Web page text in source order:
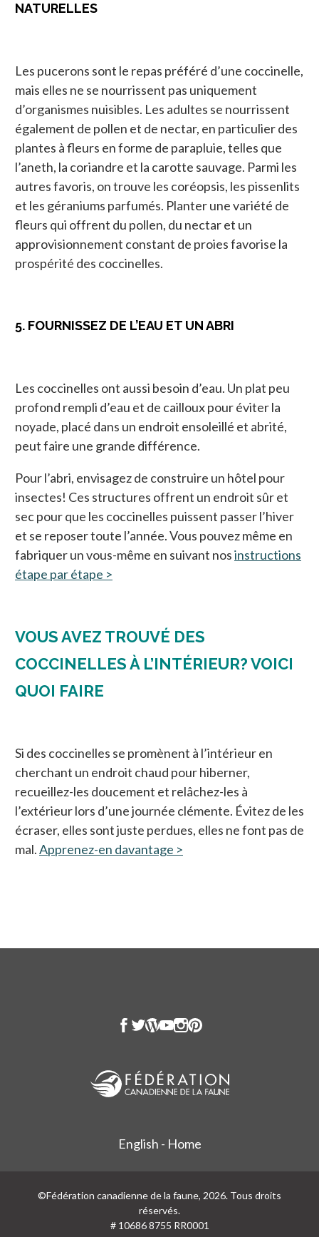
NATURELLES
Les pucerons sont le repas préféré d’une coccinelle,
mais elles ne se nourrissent pas uniquement
d’organismes nuisibles. Les adultes se nourrissent
également de pollen et de nectar, en particulier des
plantes à fleurs en forme de parapluie, telles que
l’aneth, la coriandre et la carotte sauvage. Parmi les
autres favoris, on trouve les coréopsis, les pissenlits
et les géraniums parfumés. Planter une variété de
fleurs qui offrent du pollen, du nectar et un
approvisionnement constant de proies favorise la
prospérité des coccinelles.
5. FOURNISSEZ DE L’EAU ET UN ABRI
Les coccinelles ont aussi besoin d’eau. Un plat peu
profond rempli d’eau et de cailloux pour éviter la
noyade, placé dans un endroit ensoleillé et abrité,
peut faire une grande différence.
Pour l’abri, envisagez de construire un hôtel pour
insectes! Ces structures offrent un endroit sûr et
sec pour que les coccinelles puissent passer l’hiver
et se reposer toute l’année. Vous pouvez même en
fabriquer un vous-même en suivant nosinstructions
étape par étape >
VOUS AVEZ TROUVÉ DES
COCCINELLES À L’INTÉRIEUR? VOICI
QUOI FAIRE
Si des coccinelles se promènent à l’intérieur en
cherchant un endroit chaud pour hiberner,
recueillez-les doucement et relâchez-les à
l’extérieur lors d’une journée clémente. Évitez de les
écraser, elles sont juste perdues, elles ne font pas de
mal.Apprenez-en davantage >
English - Home
©Fédération canadienne de la faune, 2026. Tous droits
réservés.
# 10686 8755 RR0001